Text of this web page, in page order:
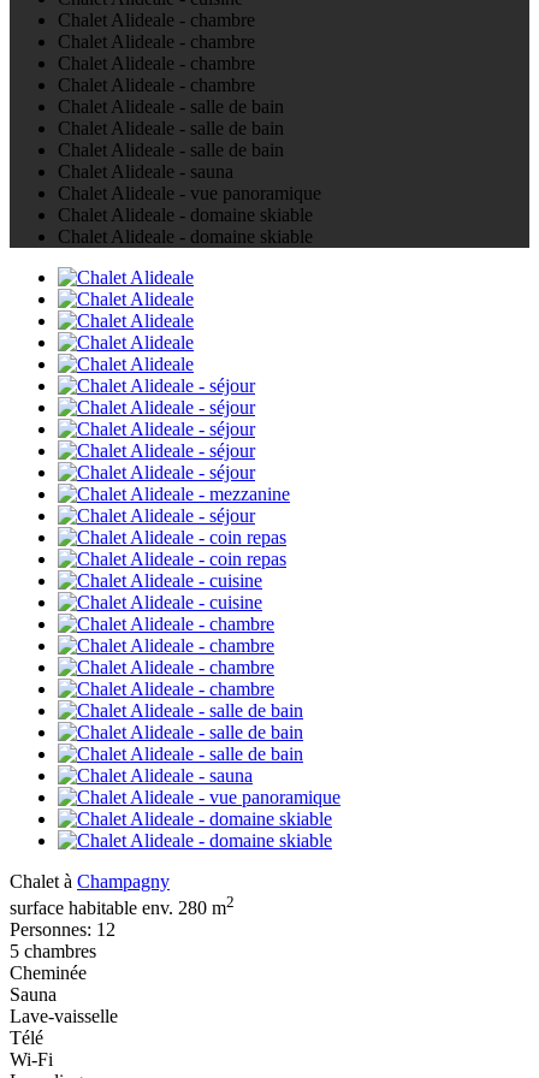
Chalet Alideale - chambre
Chalet Alideale - chambre
Chalet Alideale - chambre
Chalet Alideale - chambre
Chalet Alideale - salle de bain
Chalet Alideale - salle de bain
Chalet Alideale - salle de bain
Chalet Alideale - sauna
Chalet Alideale - vue panoramique
Chalet Alideale - domaine skiable
Chalet Alideale - domaine skiable
Chalet à Champagny
surface habitable env. 280 m2
Personnes: 12
5 chambres
Cheminée
Sauna
Lave-vaisselle
Télé
Wi-Fi